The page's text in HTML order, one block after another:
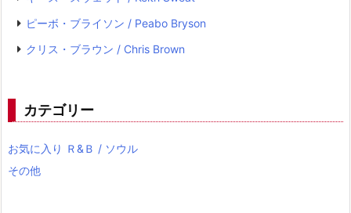
ピーボ・ブライソン / Peabo Bryson
クリス・ブラウン / Chris Brown
カテゴリー
お気に入り Ｒ&Ｂ / ソウル
その他